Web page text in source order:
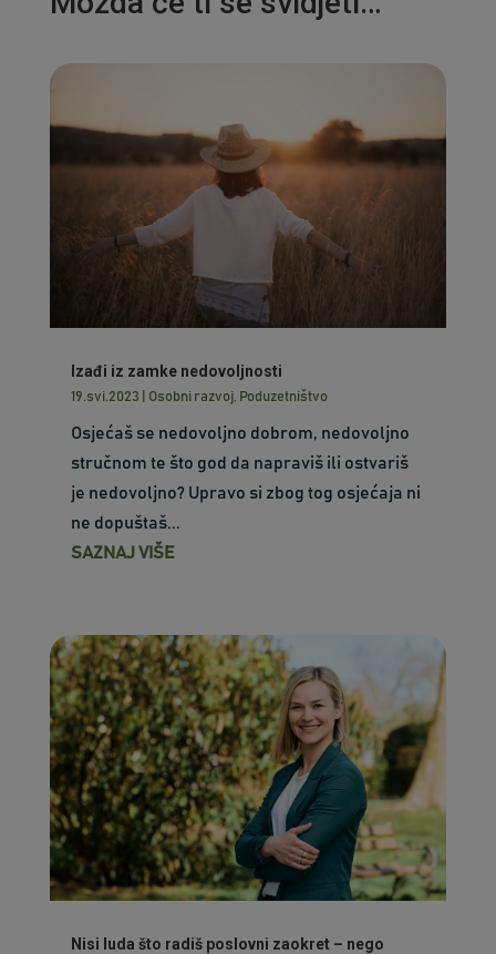
Izađi iz zamke nedovoljnosti
19.svi.2023 Osobni razvoj, Poduzetništvo
Osjećaš se nedovoljno dobrom, nedovoljno
stručnom te što god da napraviš ili ostvariš
je nedovoljno? Upravo si zbog tog osjećaja ni
ne dopuštaš...
SAZNAJ VIŠE
Nisi luda što radiš poslovni zaokret – nego